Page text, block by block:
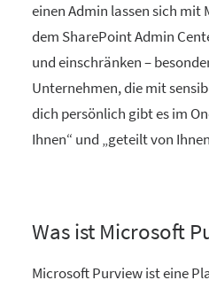
einen Admin lassen sich mit
dem SharePoint Admin
und einschränken –
Unternehmen, die mit
dich persönlich gibt es im
Ihnen“ und „geteilt von
Was ist Microsoft
Microsoft Purview ist eine